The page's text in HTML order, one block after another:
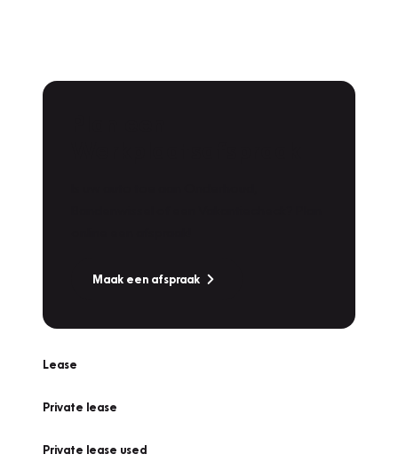
Maak een afspraak
Lease
Private lease
Private lease used